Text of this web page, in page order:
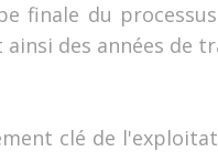
finale du
des années de
clé de